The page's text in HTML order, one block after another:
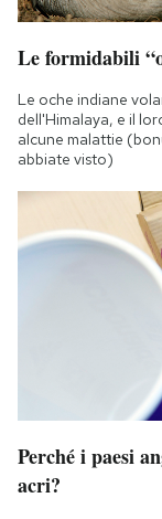
Le formidabili
Le oche indiane
dell'Himalaya, e il
alcune malattie
abbiate visto)
Perché i paesi
acri?